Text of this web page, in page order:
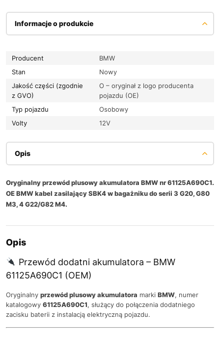
Informacje o produkcie
Producent
BMW
Stan
Nowy
Jakość części (zgodnie
z GVO)
O – oryginał z logo producenta
pojazdu (OE)
Typ pojazdu
Osobowy
Volty
12V
Opis
Oryginalny przewód plusowy akumulatora BMW nr 61125A690C1.
OE BMW kabel zasilający SBK4 w bagażniku do serii 3 G20, G80
M3, 4 G22/G82 M4.
Opis
Przewód dodatni akumulatora – BMW
61125A690C1 (OEM)
Oryginalny przewód plusowy akumulatora marki BMW, numer
katalogowy 61125A690C1, służący do połączenia dodatniego
zacisku baterii z instalacją elektryczną pojazdu.